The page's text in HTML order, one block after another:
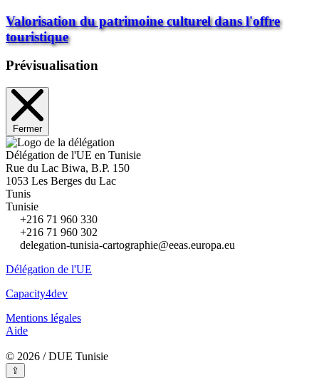
Valorisation du patrimoine culturel dans l'offre
touristique
Prévisualisation
Fermer
Délégation de l'UE en Tunisie
Rue du Lac Biwa, B.P. 150
1053 Les Berges du Lac
Tunis
Tunisie
+216 71 960 330
+216 71 960 302
delegation-tunisia-cartographie@eeas.europa.eu
Délégation de l'UE
Capacity4dev
Mentions légales
Aide
© 2026 / DUE Tunisie
⇪